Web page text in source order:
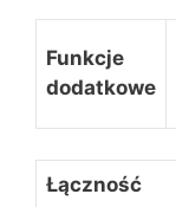
Funkcje
dodatkowe
Łączność